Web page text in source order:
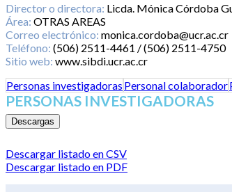
Director o directora: Licda. Mónica Córdoba
Área: OTRAS AREAS
Correo electrónico: monica.cordoba@ucr.ac.cr
Teléfono: (506) 2511-4461 / (506) 2511-4750
Sitio web: www.sibdi.ucr.ac.cr
Personas investigadoras Personal colaborador
PERSONAS INVESTIGADORAS
Descargas
Descargar listado en CSV
Descargar listado en PDF